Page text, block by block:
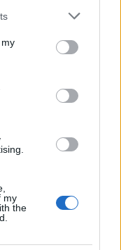
or more Google
You may click to
third-party tags to
in below Google
my
the
vajkaramella
extra rövid idő
ez
nagyjából 5-7
gyorsan
rövid idő alatt
az eddigi meló
hosszú,
ki a
hagyjuk a
elteltével